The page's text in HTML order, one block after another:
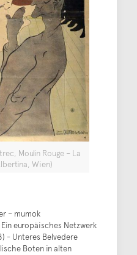
Moulin Rouge – La
Wien)
– mumok
europäisches Netzwerk
- Unteres Belvedere
Boten in alten